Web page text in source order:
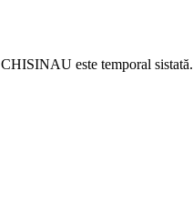
CHISINAU este temporal sistată.